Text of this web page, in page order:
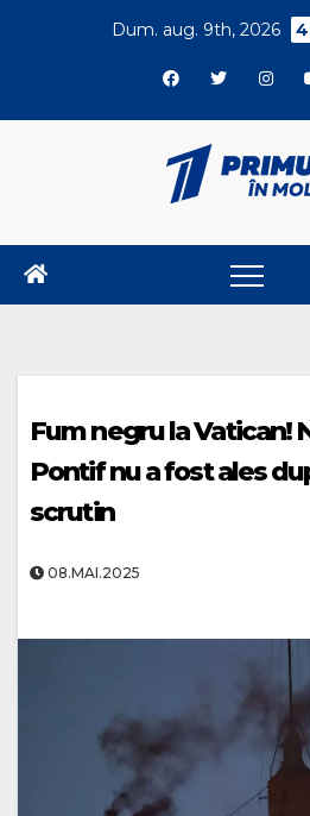
Dum. aug. 9th, 2026
Fum negru la Vatican!
Pontif nu a fost ales
scrutin
08.MAI.2025